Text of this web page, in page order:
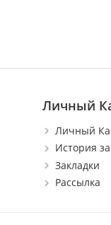
Личный
Личный
История
Закладки
Рассылка